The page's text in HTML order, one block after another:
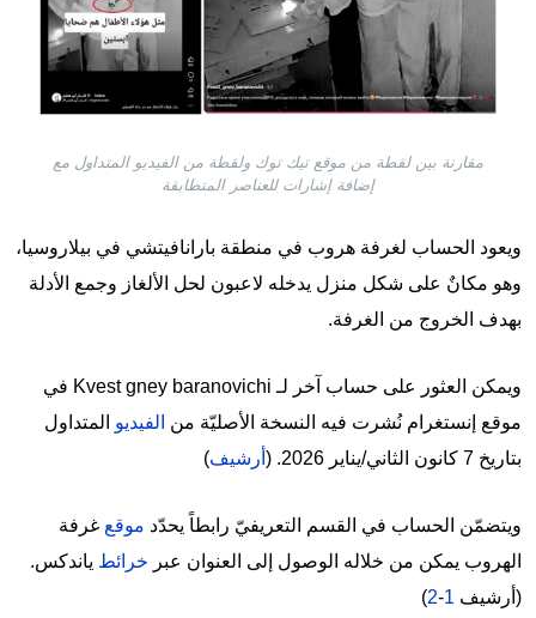
مقارنة بين لقطة من موقع تيك توك ولقطة من الفيديو المتداول مع
إضافة إشارات للعناصر المتطابقة
ويعود الحساب لغرفة هروب في منطقة بارانافيتشي في بيلاروسيا،
وهو مكانٌ على شكل منزل يدخله لاعبون لحل الألغاز وجمع الأدلة
بهدف الخروج من الغرفة.
ويمكن العثور على حساب آخر لـ Kvest gney baranovichi في
موقع إنستغرام نُشرت فيه النسخة الأصليّة من الفيديو المتداول
بتاريخ 7 كانون الثاني/يناير 2026. (
أرشيف)
ويتضمّن الحساب في القسم التعريفيّ رابطاً يحدّد موقع غرفة
الهروب يمكن من خلاله الوصول إلى العنوان عبر خرائط ياندكس.
(أرشيف 1
-
2
)